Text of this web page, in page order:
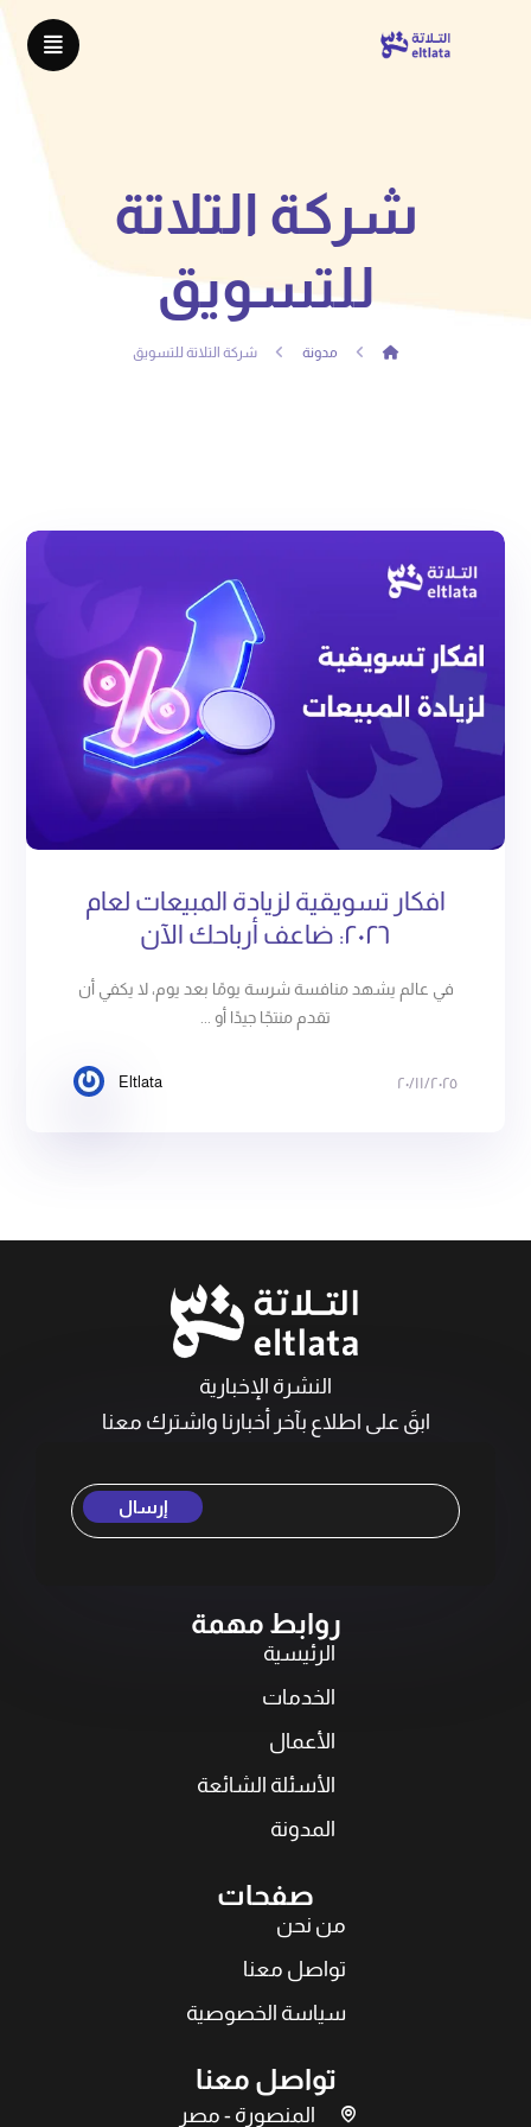
شركة التلاتة
للتسويق
مدونة شركة التلاتة للتسويق
افكار تسويقية لزيادة المبيعات لعام
٢٠٢٦: ضاعف أرباحك الآن
Eltlata ٢٠/١١/٢٠٢٥
في عالم يشهد منافسة شرسة يومًا بعد يوم، لا يكفي أن
تقدم منتجًا جيدًا أو ...
النشرة الإخبارية
ابقَ على اطلاع بآخر أخبارنا واشترك معنا
إرسال
روابط مهمة
الرئيسية
الخدمات
الأعمال
الأسئلة الشائعة
المدونة
صفحات
من نحن
تواصل معنا
سياسة الخصوصية
تواصل معنا
المنصورة - مصر